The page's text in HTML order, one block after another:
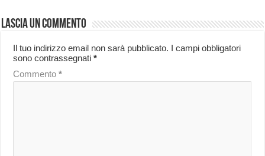
Lascia un commento
Il tuo indirizzo email non sarà pubblicato. I campi obbligatori
sono contrassegnati*
Commento*